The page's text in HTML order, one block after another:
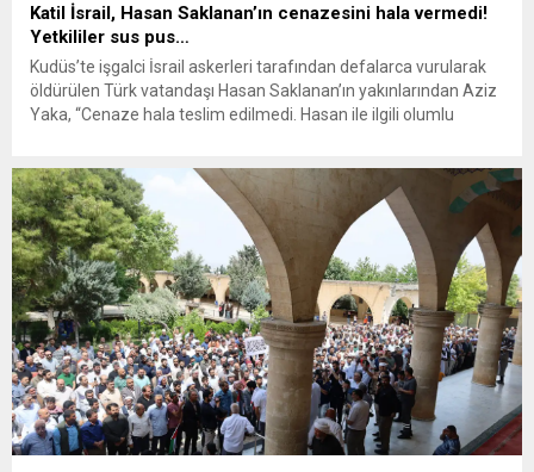
Katil İsrail, Hasan Saklanan’ın cenazesini hala vermedi!
Yetkililer sus pus…
Kudüs’te işgalci İsrail askerleri tarafından defalarca vurularak
öldürülen Türk vatandaşı Hasan Saklanan’ın yakınlarından Aziz
Yaka, “Cenaze hala teslim edilmedi. Hasan ile ilgili olumlu
olumlu bir sonuç yok” dedi. Soykırımcı İsrail yönetimi, Kudüs’te
bıçaklı saldırı gerçekleştirdikten...